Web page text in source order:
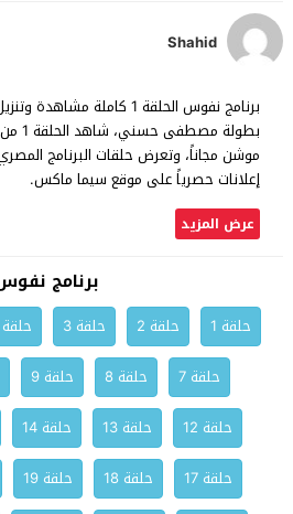
Shahid
إعلانات حصرياً على موقع سيما ماكس.
عرض المزيد
برنامج
حلقة 1 حلقة 2 حلقة 3 حلقة 4
حلقة 7
حلقة 8 حلقة 9
حلقة 12
حلقة 13 حلقة 14
حلقة 17
حلقة 18 حلقة 19